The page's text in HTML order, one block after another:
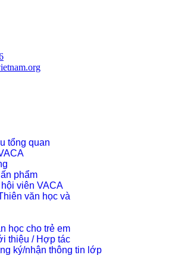
tổng quan
phẩm
viên VACA
văn học và
học cho trẻ em
thiệu / Hợp tác
ký/nhận thông tin lớp